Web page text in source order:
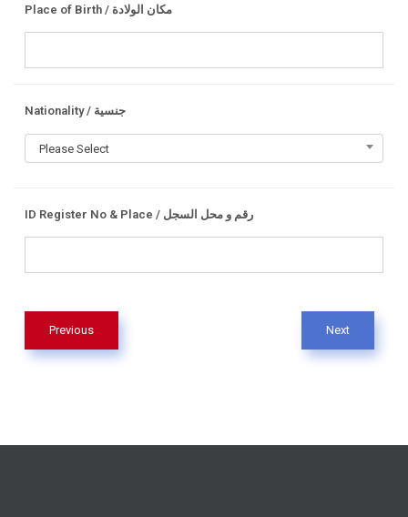
Place of Birth / مكان الولادة
Nationality / جنسية
Please Select
ID Register No & Place / رقم و محل السجل
Previous Next